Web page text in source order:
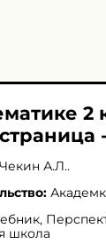
2
Чекин А.Л..
школа